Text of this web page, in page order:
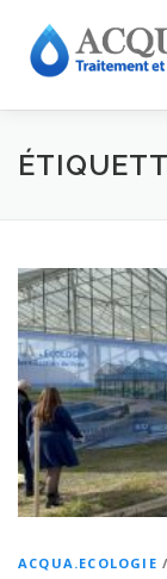
RESSOURCES
ACQUA.ECOLOGIE /